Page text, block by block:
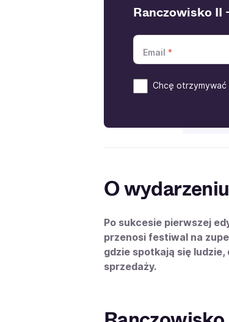
Ranczowisko II
Email
Chcę otrzymywać
O wydarzeniu
Po sukcesie pierwszej
przenosi festiwal na
gdzie spotkają się
sprzedaży.